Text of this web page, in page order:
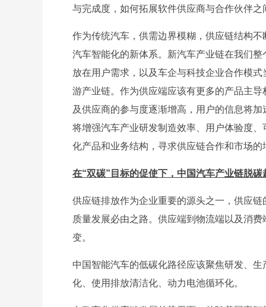
与完成度，如何拓展软件供应商与合作伙伴之
作为传统汽车，供需边界模糊，供应链结构
汽车智能化的新体系。新汽车产业链在我们
放在用户需求，以及车企与科技企业合作模
游产业链。作为供应端应该有更多的产品主
及供应商的参与度逐渐增高，用户的信息将
将增强汽车产业研发制造效率、用户体验度
化产品和业务结构，寻求供应链合作和市场
在“双碳”目标的促使下，中国汽车产业链脱
供应链排放作为企业重要的源头之一，供应
质量发展必由之路。供应端到物流端以及消
变。
中国智能汽车的低碳化路径应该聚焦研发、
化、使用排放清洁化、动力电池循环化。